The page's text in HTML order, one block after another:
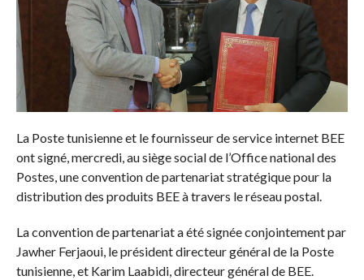
La Poste tunisienne et le fournisseur de service internet BEE
ont signé, mercredi, au siège social de l’Office national des
Postes, une convention de partenariat stratégique pour la
distribution des produits BEE à travers le réseau postal.
La convention de partenariat a été signée conjointement par
Jawher Ferjaoui, le président directeur général de la Poste
tunisienne, et Karim Laabidi, directeur général de BEE.